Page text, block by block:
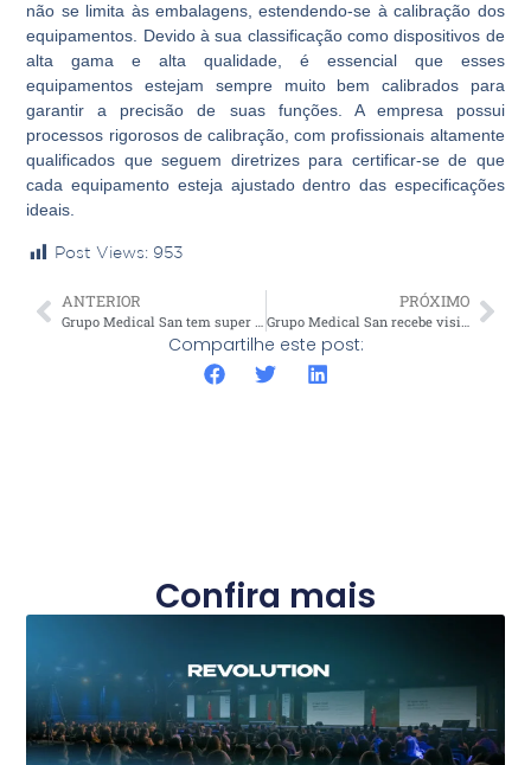
não se limita às embalagens, estendendo-se à calibração dos
equipamentos. Devido à sua classificação como dispositivos de
alta gama e alta qualidade, é essencial que esses
equipamentos estejam sempre muito bem calibrados para
garantir a precisão de suas funções. A empresa possui
processos rigorosos de calibração, com profissionais altamente
qualificados que seguem diretrizes para certificar-se de que
cada equipamento esteja ajustado dentro das especificações
ideais.
Post Views: 953
ANTERIOR
Grupo Medical San tem super estande e programação intensa no Estetika 2023
PRÓXIMO
Grupo Medical San recebe visitantes de todo o Brasil semanalmente
Compartilhe este post:
Confira mais